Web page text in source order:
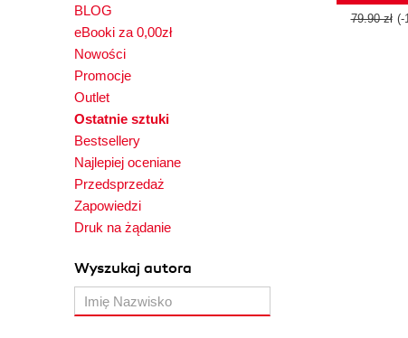
BLOG
eBooki za 0,00zł
Nowości
Promocje
Outlet
Ostatnie sztuki
Bestsellery
Najlepiej oceniane
Przedsprzedaż
Zapowiedzi
Druk na żądanie
Wyszukaj autora
79.90 zł (-